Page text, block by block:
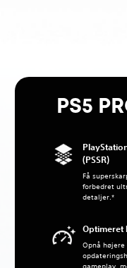
PS5
(PSSR)
Få
forbedret
detaljer.*
Optimeret
Opnå